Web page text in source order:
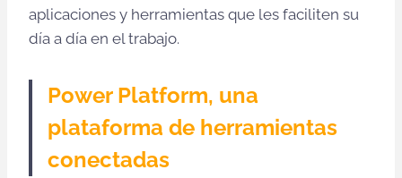
aplicaciones y herramientas que les faciliten su
día a día en el trabajo.
Power Platform, una
plataforma de herramientas
conectadas